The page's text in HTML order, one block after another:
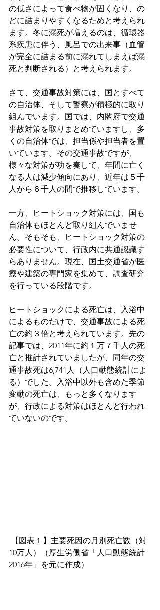
の低さによって食べ物が固くなり、の
どに詰まりやすくなるためと考えられ
ます。冬に溺死が増えるのは、循環器
系疾患に伴う、風呂での出来事（血管
が完全に詰まる前に溺れてしまえば溺
死と判断される）と考えられます。
さて、交通事故対策には、国とすべて
の自治体、そして警察が積極的に取り
組んでいます。国では、内閣府で交通
事故対策を取りまとめていますし、多
くの自治体では、担当係や担当者を置
いています。その交通事故ですが、
様々な対策が功を奏して、年間に亡く
なる人は減少傾向にあり、近年は５千
人から６千人の間で推移しています。
一方、ヒートショック対策には、国も
自治体もほとんど取り組んでいませ
ん。そもそも、ヒートショック対策の
必要性について、行政内に共通認識す
らありません。現在、国土交通省が医
療や建築の専門家を集めて、調査研究
を行っている段階です。
ヒートショックによる死亡は、入浴中
によるものだけで、交通事故による死
亡の約３倍と考えられています。先の
記事では、2011年に約１万７千人の死
亡と推計されていましたが、同年の交
通事故死は6,741人（人口動態統計によ
る）でした。入浴中以外も含めた季節
変動の死亡は、もっと多くなります
が、行政による対策はほとんど行われ
ていないのです。
10万人）（厚生労働省「人口動態統計
2016年」を元に作成）